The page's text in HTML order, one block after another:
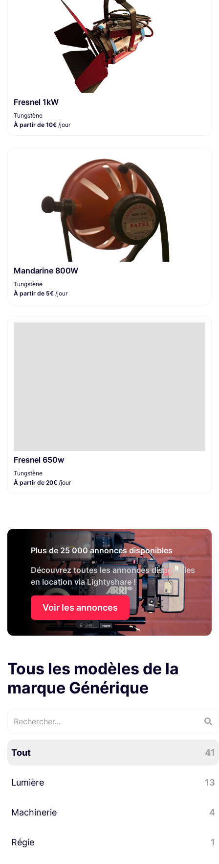
Fresnel 1kW
Tungstène
À partir de 10€ /jour
Mandarine 800W
Tungstène
À partir de 5€ /jour
Fresnel 650w
Tungstène
À partir de 20€ /jour
Plus de 25 000 annonces disponibles
Découvrez toutes les annonces disponibles
en location via Lightyshare !
Voir les annonces
Tous les modèles de la
marque Générique
Tout 41
Lumière 13
Accessoires lumière 7
Tungstène 5
Machinerie 4
Bijoutes machinerie 2
Régie 1